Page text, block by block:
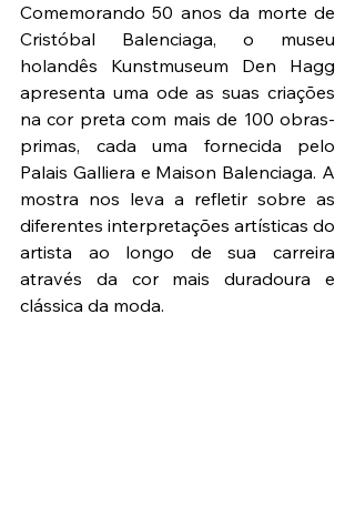
Comemorando 50 anos da morte de
Cristóbal Balenciaga, o museu
holandês Kunstmuseum Den Hagg
apresenta uma ode as suas criações
na cor preta com mais de 100 obras-
primas, cada uma fornecida pelo
Palais Galliera e Maison Balenciaga. A
mostra nos leva a refletir sobre as
diferentes interpretações artísticas do
artista ao longo de sua carreira
através da cor mais duradoura e
clássica da moda.